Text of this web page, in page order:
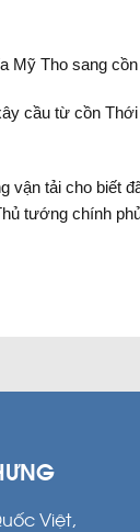
Mỹ Tho sang
cầu từ cồn
vận tải cho biết
tướng chính
Việt,